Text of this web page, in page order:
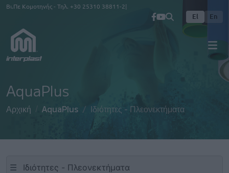
Παράκαμψη προς το κυρίως περιεχόμενο
Βι.Πε Κομοτηνής - Τηλ. +30 25310 38811-2
El En
AquaPlus
Αρχική AquaPlus Ιδιότητες - Πλεονεκτήματα
☰